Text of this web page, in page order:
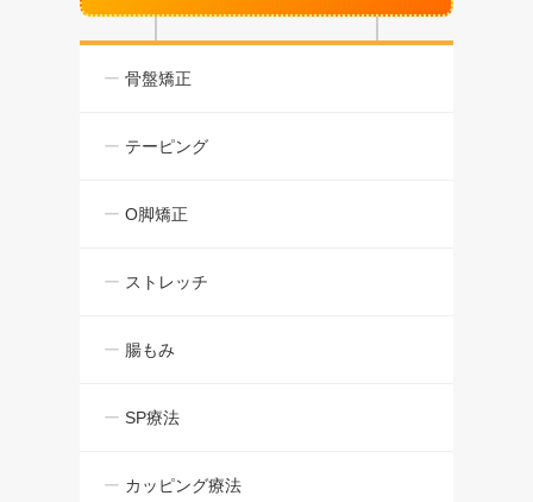
骨盤矯正
テーピング
O脚矯正
ストレッチ
腸もみ
SP療法
カッピング療法